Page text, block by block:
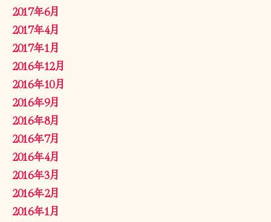
2017年6月
2017年4月
2017年1月
2016年12月
2016年10月
2016年9月
2016年8月
2016年7月
2016年4月
2016年3月
2016年2月
2016年1月